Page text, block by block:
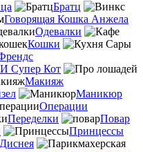
Братц
Говорящая Кошка Анжела
Одевалки
Кошки
Супер Кот
Макияж
Маникюр
Операции
Переделки
Повар
Принцессы